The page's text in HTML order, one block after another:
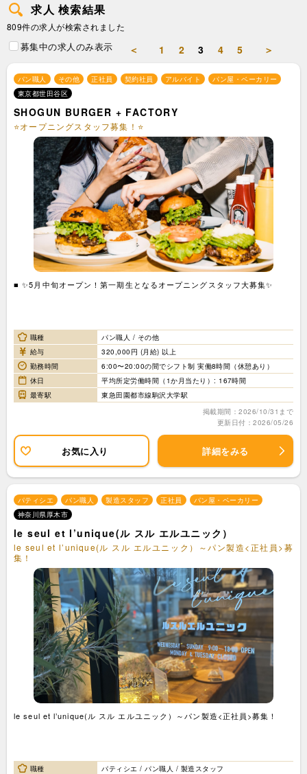
求人 検索結果
809件の求人が検索されました
募集中の求人のみ表示 ＜ 1 2 3 4 5 ＞
パン職人 その他 正社員 契約社員 アルバイト
パン屋・ベーカリー
東京都世田谷区
SHOGUN BURGER + FACTORY
⭐オープニングスタッフ募集！⭐
■ ✨5月中旬オープン！第一期生となるオープニングスタッフ大募集✨
職種
パン職人 / その他
給与
320,000円 (月給) 以上
勤務時間
6:00〜20:00の間でシフト制 実働8時間（休憩あり）
休日
平均所定労働時間（1か月当たり）: 167時間
最寄駅
東急田園都市線駒沢大学駅
掲載期間：2026/10/31まで
更新日付：2026/05/26
お気に入り 詳細をみる
パティシエ パン職人 製造スタッフ 正社員
パン屋・ベーカリー
神奈川県厚木市
le seul et l’unique(ル スル エルユニック）
le seul et l’unique(ル スル エルユニック）～パン製造<正社員>募
集！
le seul et l’unique(ル スル エルユニック）～パン製造<正社員>募集！
職種
パティシエ / パン職人 / 製造スタッフ